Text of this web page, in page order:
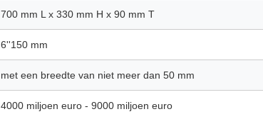
700 mm L x 330 mm H x 90 mm T
6''150 mm
met een breedte van niet meer dan 50 mm
4000 miljoen euro - 9000 miljoen euro